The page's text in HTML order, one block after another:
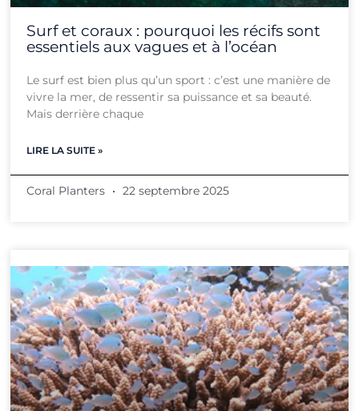
Surf et coraux : pourquoi les récifs sont
essentiels aux vagues et à l’océan
Le surf est bien plus qu’un sport : c’est une manière de
vivre la mer, de ressentir sa puissance et sa beauté.
Mais derrière chaque
LIRE LA SUITE »
Coral Planters 22 septembre 2025